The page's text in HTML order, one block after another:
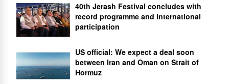
40th Jerash Festival concludes with
record programme and international
participation
US official: We expect a deal soon
between Iran and Oman on Strait of
Hormuz